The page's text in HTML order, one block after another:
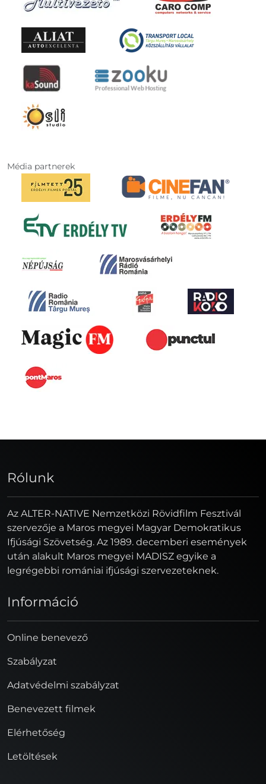
Média partnerek
Rólunk
Az ALTER-NATIVE Nemzetközi Rövidfilm Fesztivál
szervezője a Maros megyei Magyar Demokratikus
Ifjúsági Szövetség. Az 1989. decemberi események
után alakult Maros megyei MADISZ egyike a
legrégebbi romániai ifjúsági szervezeteknek.
Információ
Online benevező
Szabályzat
Adatvédelmi szabályzat
Benevezett filmek
Elérhetőség
Letöltések